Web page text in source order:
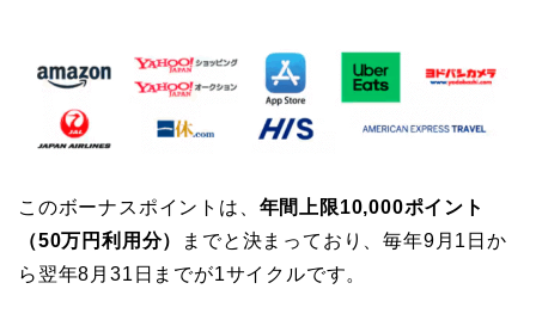
このボーナスポイントは、 年間上限10,000ポイント
（50万円利用分）
までと決まっており、毎年9月1日か
ら翌年8月31日までが1サイクルです。